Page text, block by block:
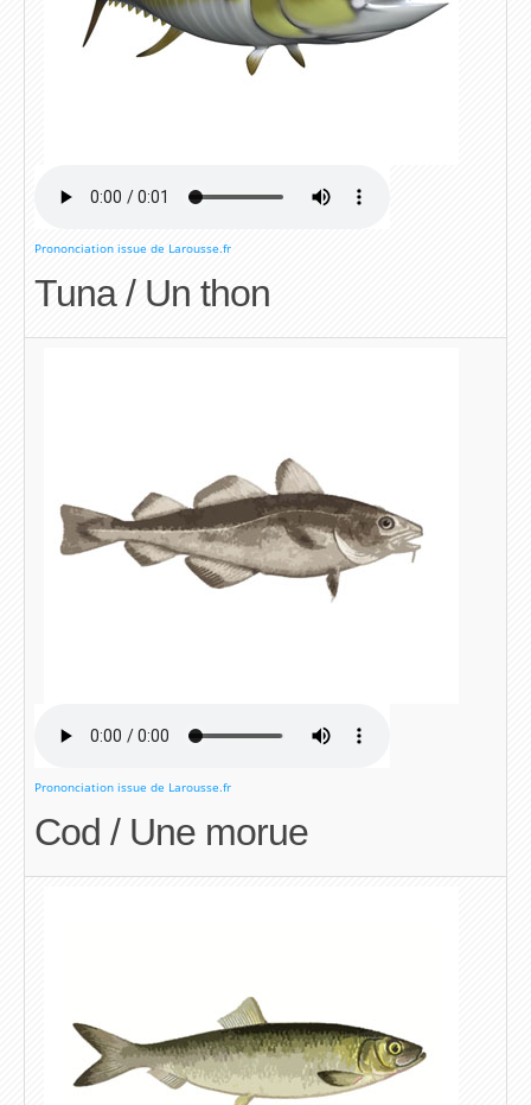
Prononciation issue de Larousse.fr
Tuna / Un thon
Prononciation issue de Larousse.fr
Cod / Une morue